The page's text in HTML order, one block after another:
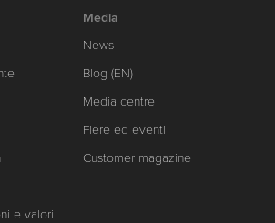
e valori
Media
News
Blog (EN)
Media centre
Fiere ed eventi
Customer magazine